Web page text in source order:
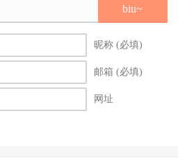
biu~
昵称 (必填)
邮箱 (必填)
网址